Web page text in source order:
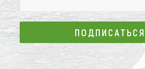
ПОДПИСАТЬСЯ
ПОДПИСАТЬСЯ